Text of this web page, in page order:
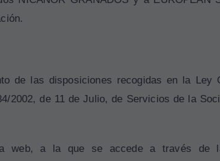
de las disposiciones recogidas en la Ley
2002, de 11 de Julio, de Servicios de la
web, a la que se accede a través de